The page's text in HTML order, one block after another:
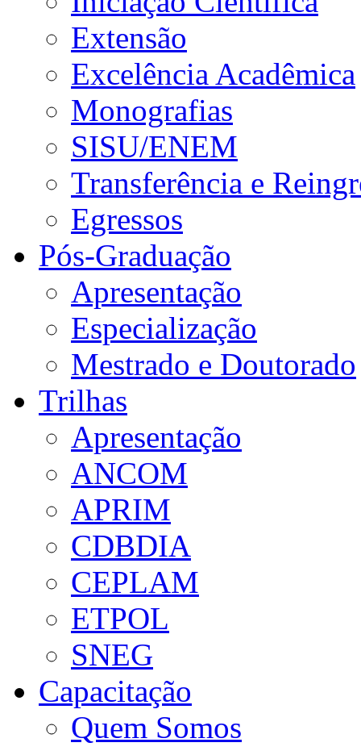
Extensão
Excelência Acadêmica
Monografias
SISU/ENEM
Transferência e
Egressos
Pós-Graduação
Apresentação
Especialização
Mestrado e Doutorado
Trilhas
Apresentação
ANCOM
APRIM
CDBDIA
CEPLAM
ETPOL
SNEG
Capacitação
Quem Somos